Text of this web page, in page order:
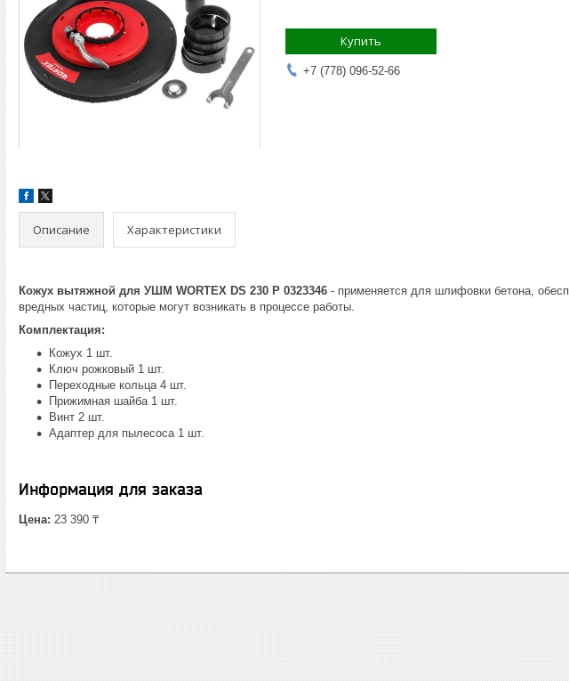
Купить
+7 (778) 096-52-66
Описание Характеристики
Кожух вытяжной для УШМ WORTEX DS 230 P 0323346 - применяется для шлифовки бетона,
вредных частиц, которые могут возникать в процессе работы.
Комплектация:
Кожух 1 шт.
Ключ рожковый 1 шт.
Переходные кольца 4 шт.
Прижимная шайба 1 шт.
Винт 2 шт.
Адаптер для пылесоса 1 шт.
Информация для заказа
Цена: 23 390 ₸